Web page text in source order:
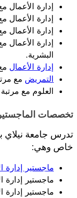
إدارة
إدارة الأعمال
إدارة الأعمال
البشرية.
إدارة الأعمال
التمريض مع
العلوم مع
تخصصات الماجستير
تدرس جامعة نيلاي
خاص وهي:
ماجستير إدارة
ماجستير إدارة
ماجستير إدارة